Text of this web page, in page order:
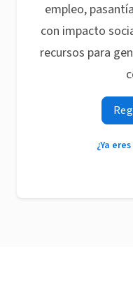
empleo,
con impacto
recursos para
¿Ya